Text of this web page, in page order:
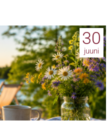
30
juuni